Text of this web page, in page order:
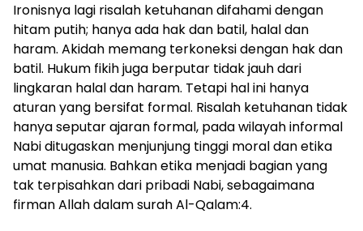
Ironisnya lagi risalah ketuhanan difahami dengan
hitam putih; hanya ada hak dan batil, halal dan
haram. Akidah memang terkoneksi dengan hak dan
batil. Hukum fikih juga berputar tidak jauh dari
lingkaran halal dan haram. Tetapi hal ini hanya
aturan yang bersifat formal. Risalah ketuhanan tidak
hanya seputar ajaran formal, pada wilayah informal
Nabi ditugaskan menjunjung tinggi moral dan etika
umat manusia. Bahkan etika menjadi bagian yang
tak terpisahkan dari pribadi Nabi, sebagaimana
firman Allah dalam surah Al-Qalam:4.